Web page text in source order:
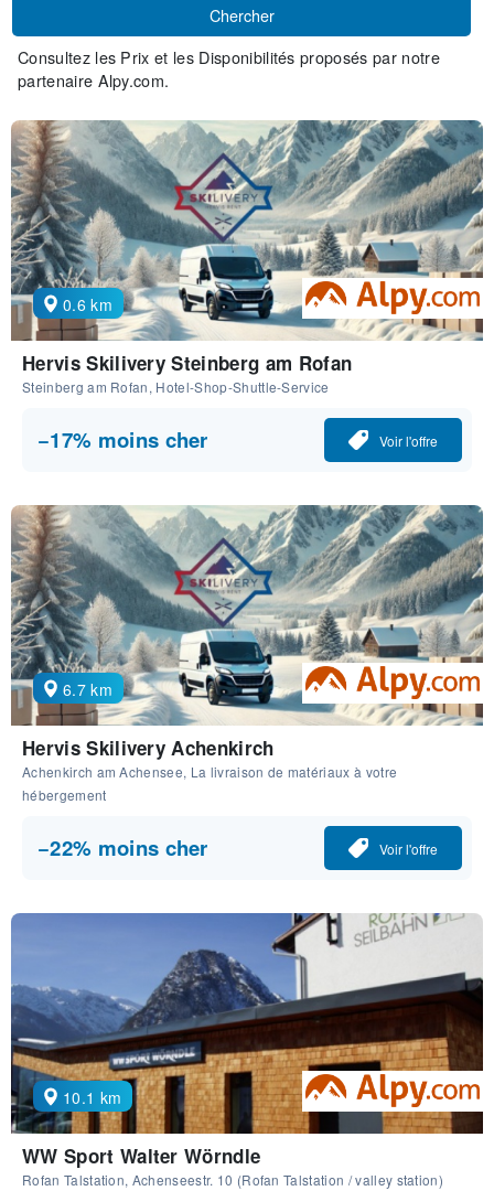
Chercher
Consultez les Prix et les Disponibilités proposés par notre
partenaire Alpy.com.
0.6 km
Hervis Skilivery Steinberg am Rofan
Steinberg am Rofan, Hotel-Shop-Shuttle-Service
−17% moins cher Voir l'offre
6.7 km
Hervis Skilivery Achenkirch
Achenkirch am Achensee, La livraison de matériaux à votre
hébergement
−22% moins cher Voir l'offre
10.1 km
WW Sport Walter Wörndle
Rofan Talstation, Achenseestr. 10 (Rofan Talstation / valley station)